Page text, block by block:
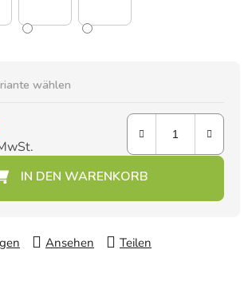
wählen
Ansehen Teilen